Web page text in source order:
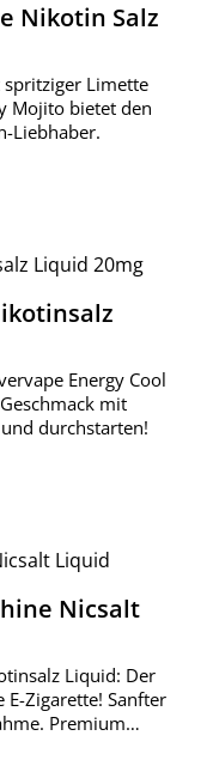
Nikotin Salz
spritziger Limette
Mojito bietet den
Liebhaber.
Energy Cool
mit
durchstarten!
Nicsalt
Liquid: Der
E-Zigarette! Sanfter
Premium